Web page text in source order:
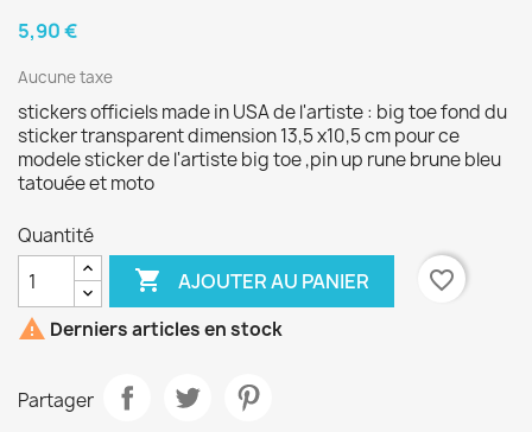
5,90 €
Aucune taxe
stickers officiels made in USA de l'artiste : big toe fond du
sticker transparent dimension 13,5 x10,5 cm pour ce
modele sticker de l'artiste big toe ,pin up rune brune bleu
tatouée et moto
Quantité
 AJOUTER AU PANIER
favorite_border
 Derniers articles en stock
Partager